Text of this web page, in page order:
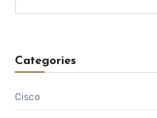
Categories
Cisco